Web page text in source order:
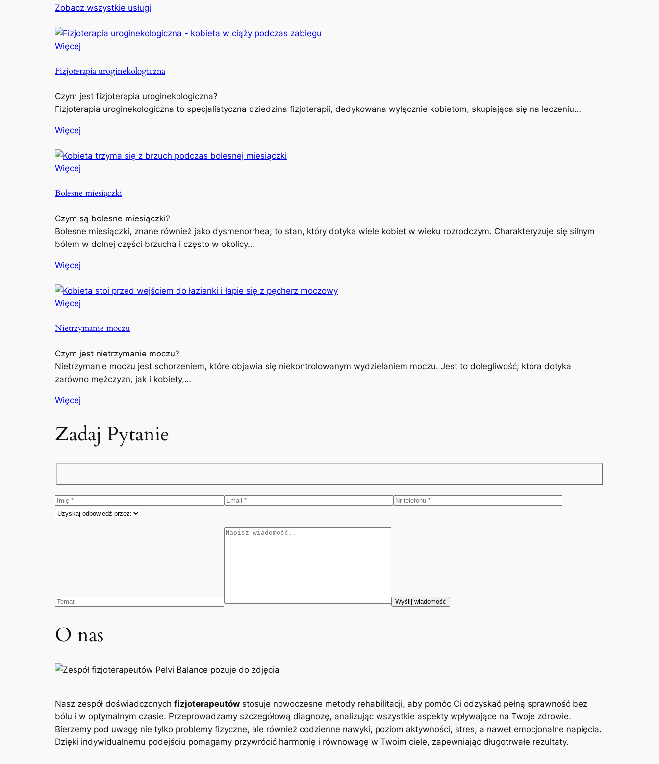
Zobacz wszystkie usługi
Więcej
Fizjoterapia uroginekologiczna
Czym jest fizjoterapia uroginekologiczna?
Fizjoterapia uroginekologiczna to specjalistyczna dziedzina fizjoterapii, dedykowana wyłącznie kobietom, skupiająca się na leczeniu…
Więcej
Więcej
Bolesne miesiączki
Czym są bolesne miesiączki?
Bolesne miesiączki, znane również jako dysmenorrhea, to stan, który dotyka wiele kobiet w wieku rozrodczym. Charakteryzuje się silnym
bólem w dolnej części brzucha i często w okolicy…
Więcej
Więcej
Nietrzymanie moczu
Czym jest nietrzymanie moczu?
Nietrzymanie moczu jest schorzeniem, które objawia się niekontrolowanym wydzielaniem moczu. Jest to dolegliwość, która dotyka
zarówno mężczyzn, jak i kobiety,…
Więcej
Zadaj Pytanie
O nas
Nasz zespół doświadczonych fizjoterapeutów stosuje nowoczesne metody rehabilitacji, aby pomóc Ci odzyskać pełną sprawność bez
bólu i w optymalnym czasie. Przeprowadzamy szczegółową diagnozę, analizując wszystkie aspekty wpływające na Twoje zdrowie.
Bierzemy pod uwagę nie tylko problemy fizyczne, ale również codzienne nawyki, poziom aktywności, stres, a nawet emocjonalne napięcia.
Dzięki indywidualnemu podejściu pomagamy przywrócić harmonię i równowagę w Twoim ciele, zapewniając długotrwałe rezultaty.